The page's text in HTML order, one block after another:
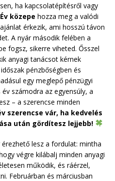
ha kapcsolatépítésről vagy
Év közepe hozza meg a valódi
érkezik, ami hosszú távon
A nyár második felében a
fogsz, sikerre viheted. Ősszel
anyagi tanácsot kérnek
pénzbőségben és
egy meglepő pénzügyi
számodra az egyensúly, a
– a szerencse minden
szerencse vár, ha kedvelés
után gördítesz lejjebb!
lesz a fordulat: mintha
végre kilábalj minden anyagi
működik, és ráérzel,
Februárban és márciusban